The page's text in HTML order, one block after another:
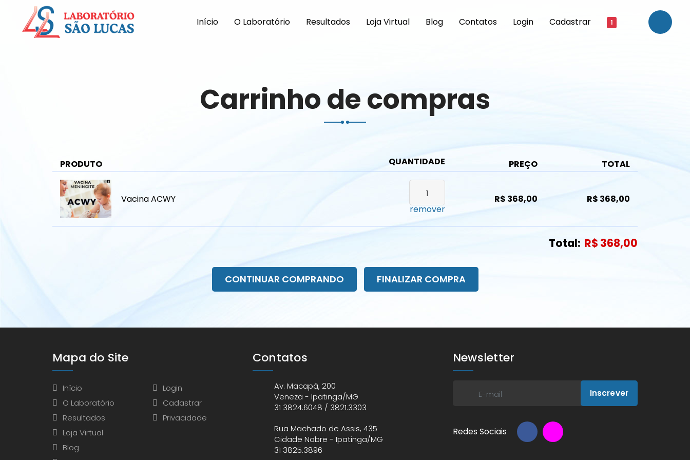
Início O Laboratório Resultados Loja Virtual Blog Contatos Login Cadastrar 1
Carrinho de compras
PRODUTO QUANTIDADE PREÇO TOTAL
Vacina ACWY
remover
R$ 368,00 R$ 368,00
Total: R$ 368,00
CONTINUAR COMPRANDO FINALIZAR COMPRA
Mapa do Site
Início
O Laboratório
Resultados
Loja Virtual
Blog
Login
Cadastrar
Privacidade
Contatos
Av. Macapá, 200
Veneza - Ipatinga/MG
31 3824.6048 / 3821.3303
Rua Machado de Assis, 435
Cidade Nobre - Ipatinga/MG
31 3825.3896
Newsletter
Inscrever
Redes Sociais